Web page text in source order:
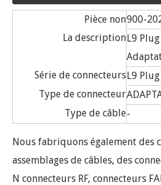
Pièce non900-
La descriptionL9
Série de connecteursL9
Type de connecteur
Type de câble-
Nous fabriquons également des
assemblages de câbles, des
N connecteurs RF, connecteurs